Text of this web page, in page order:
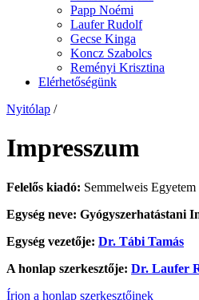
Papp Noémi
Laufer Rudolf
Gecse Kinga
Koncz Szabolcs
Reményi Krisztina
Elérhetőségünk
Nyitólap /
Impresszum
Felelős kiadó: Semmelweis Egyetem
Egység neve: Gyógyszerhatástani
Egység vezetője: Dr. Tábi Tamás
A honlap szerkesztője: Dr. Laufer
Írjon a honlap szerkesztőinek